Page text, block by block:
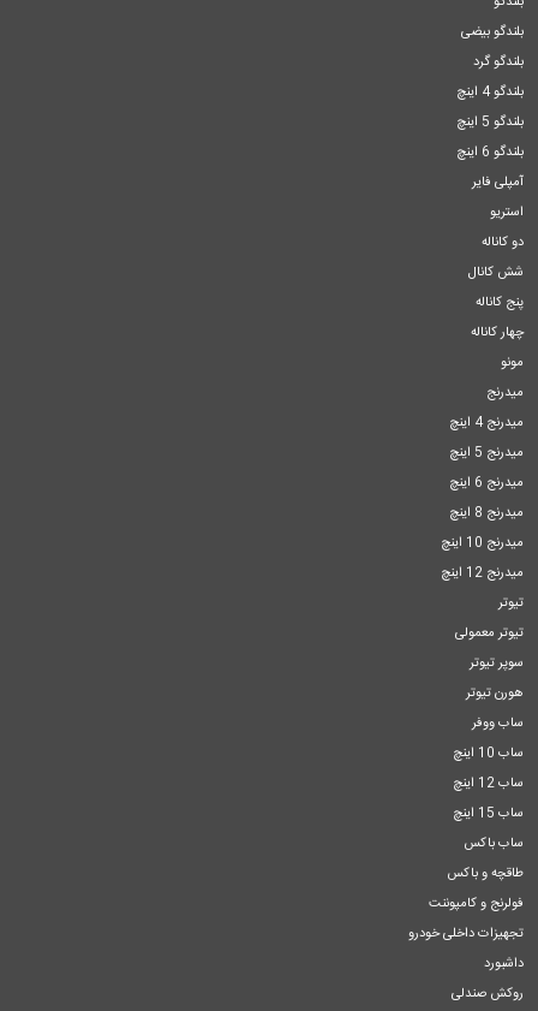
بلندگو بیضی
بلندگو گرد
بلندگو 4 اینچ
بلندگو 5 اینچ
بلندگو 6 اینچ
آمپلی فایر
استریو
دو کاناله
شش کانال
پنج کاناله
چهار کاناله
مونو
میدرنج
میدرنج 4 اینچ
میدرنج 5 اینچ
میدرنج 6 اینچ
میدرنج 8 اینچ
میدرنج 10 اینچ
میدرنج 12 اینچ
تیوتر
تیوتر معمولی
سوپر تیوتر
هورن تیوتر
ساب ووفر
ساب 10 اینچ
ساب 12 اینچ
ساب 15 اینچ
ساب باکس
طاقچه و باکس
فولرنج و کامپوننت
تجهیزات داخلی خودرو
داشبورد
روکش صندلی